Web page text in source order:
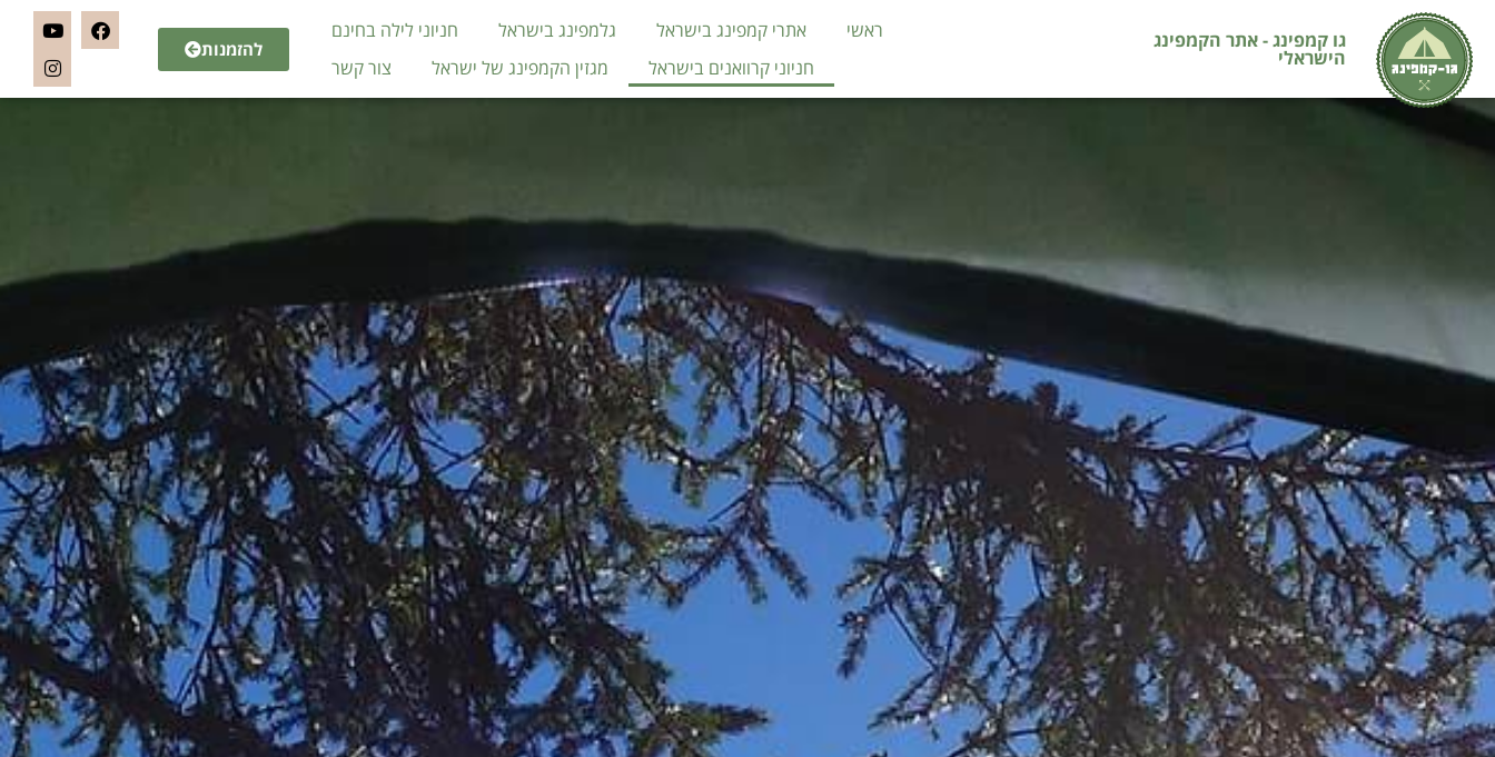
גו קמפינג - אתר הקמפינג
הישראלי
ראשי אתרי קמפינג בישראל גלמפינג בישראל
חניוני לילה בחינם
חניוני קרוואנים בישראל
מגזין הקמפינג של ישראל צור קשר
להזמנות